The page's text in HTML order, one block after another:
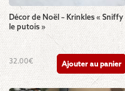
Décor de Noël – Krinkles « Sniffy
le putois »
32.00€ Ajouter au panier